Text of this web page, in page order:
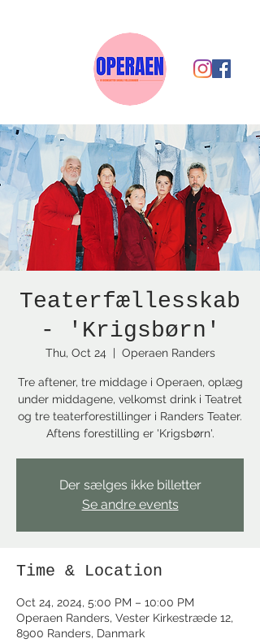
Teaterfællesskab
- 'Krigsbørn'
Thu, Oct 24
  |
Operaen Randers
Tre aftener, tre middage i Operaen, oplæg
under middagene, velkomst drink i Teatret
og tre teaterforestillinger i Randers Teater.
Aftens forestilling er 'Krigsbørn'.
Der sælges ikke billetter
Se andre events
Time & Location
Oct 24, 2024, 5:00 PM – 10:00 PM
Operaen Randers, Vester Kirkestræde 12,
8900 Randers, Danmark